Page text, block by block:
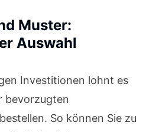
Muster:
Auswahl
Investitionen lohnt es
bevorzugten
So können Sie zu